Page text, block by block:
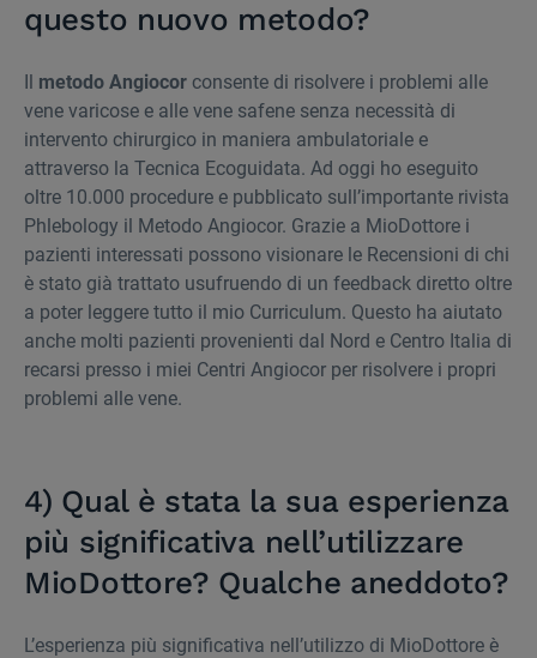
questo nuovo metodo?
Il metodo Angiocor consente di risolvere i problemi alle
vene varicose e alle vene safene senza necessità di
intervento chirurgico in maniera ambulatoriale e
attraverso la Tecnica Ecoguidata. Ad oggi ho eseguito
oltre 10.000 procedure e pubblicato sull’importante rivista
Phlebology il Metodo Angiocor. Grazie a MioDottore i
pazienti interessati possono visionare le Recensioni di chi
è stato già trattato usufruendo di un feedback diretto oltre
a poter leggere tutto il mio Curriculum. Questo ha aiutato
anche molti pazienti provenienti dal Nord e Centro Italia di
recarsi presso i miei Centri Angiocor per risolvere i propri
problemi alle vene.
4) Qual è stata la sua esperienza
più significativa nell’utilizzare
MioDottore? Qualche aneddoto?
L’esperienza più significativa nell’utilizzo di MioDottore è